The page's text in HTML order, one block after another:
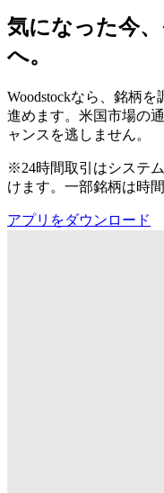
気になった今
へ。
Woodstockなら、銘柄
進めます。米国市場の
ャンスを逃しません。
※24時間取引はシステ
けます。一部銘柄は時
アプリをダウンロード